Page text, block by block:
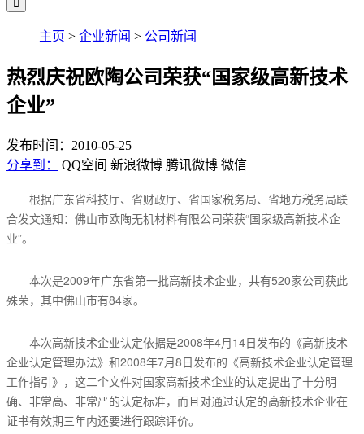
主页 > 企业新闻 > 公司新闻
热烈庆祝欧陶公司荣获“国家级高新技术
企业”
发布时间：2010-05-25
分享到：
QQ空间 新浪微博 腾讯微博 微信
根据广东省科技厅、省财政厅、省国家税务局、省地方税务局联
合发文通知：佛山市欧陶无机材料有限公司荣获“国家级高新技术企
业”。
本次是2009年广东省第一批高新技术企业，共有520家公司获此
殊荣，其中佛山市有84家。
本次高新技术企业认定依据是2008年4月14日发布的《高新技术
企业认定管理办法》和2008年7月8日发布的《高新技术企业认定管理
工作指引》，这二个文件对国家高新技术企业的认定提出了十分明
确、非常高、非常严的认定标准，而且对通过认定的高新技术企业在
证书有效期三年内还要进行跟踪评价。